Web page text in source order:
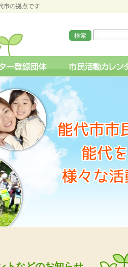
市の拠点です